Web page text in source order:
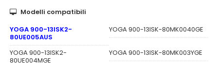
Modelli compatibili
YOGA 900-13ISK2-
80UE005AUS
YOGA 900-13ISK-80MK0040GE
YOGA 900-13ISK2-
80UE004MGE
YOGA 900-13ISK-80MK003YGE